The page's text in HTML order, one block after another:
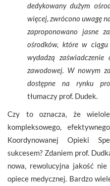
dedykowany dużym
więcej, zwrócono uwagę
zaproponowano jasne
ośrodków, które w
wydadzą
zawodowej. W nowym
dostępne na rynku
tłumaczy prof. Dudek.
Czy to oznacza, że
kompleksowego,
Koordynowanej Opieki
sukcesem? Zdaniem prof.
nowa, rewolucyjna jakość
opiece medycznej. Bardzo